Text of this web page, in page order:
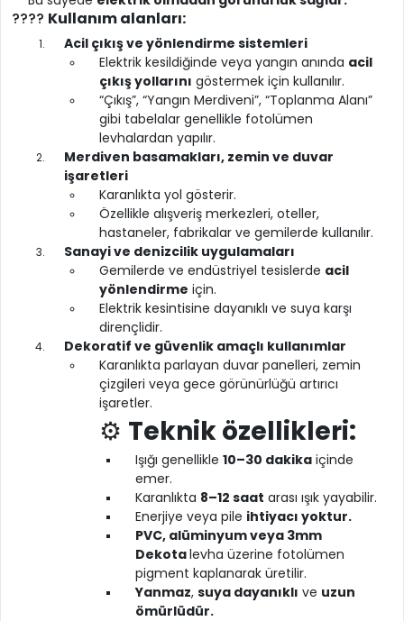
???? Kullanım alanları:
Acil çıkış ve yönlendirme sistemleri
Elektrik kesildiğinde veya yangın anında acil
çıkış yollarını göstermek için kullanılır.
“Çıkış”, “Yangın Merdiveni”, “Toplanma Alanı”
gibi tabelalar genellikle fotolümen
levhalardan yapılır.
Merdiven basamakları, zemin ve duvar
işaretleri
Karanlıkta yol gösterir.
Özellikle alışveriş merkezleri, oteller,
hastaneler, fabrikalar ve gemilerde kullanılır.
Sanayi ve denizcilik uygulamaları
Gemilerde ve endüstriyel tesislerde acil
yönlendirme için.
Elektrik kesintisine dayanıklı ve suya karşı
dirençlidir.
Dekoratif ve güvenlik amaçlı kullanımlar
Karanlıkta parlayan duvar panelleri, zemin
çizgileri veya gece görünürlüğü artırıcı
işaretler.
⚙️ Teknik özellikleri:
Işığı genellikle 10–30 dakikaiçinde
emer.
Karanlıkta 8–12 saat arası ışık yayabilir.
Enerjiye veya pile ihtiyacı yoktur.
PVC, alüminyum veya 3mm
Dekotalevha üzerine fotolümen
pigment kaplanarak üretilir.
Yanmaz, suya dayanıklı ve uzun
ömürlüdür.